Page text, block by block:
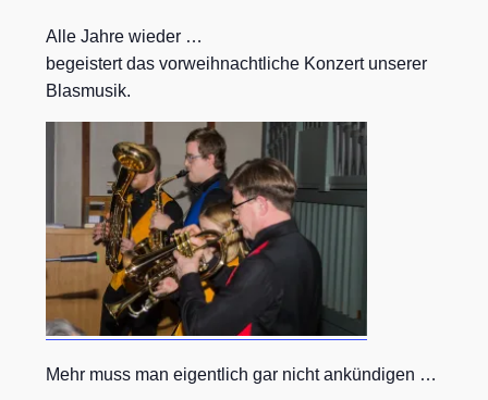
Alle Jahre wieder …
begeistert das vorweihnachtliche Konzert unserer
Blasmusik.
Mehr muss man eigentlich gar nicht ankündigen …